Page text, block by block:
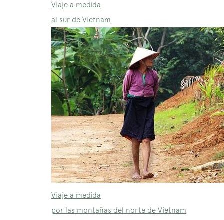
Viaje a medida
al sur de Vietnam
Viaje a medida
por las montañas del norte de Vietnam